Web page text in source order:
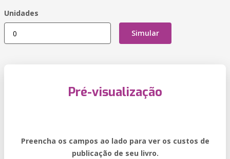
Unidades
Simular
Pré-visualização
Preencha os campos ao lado para ver os custos de
publicação de seu livro.